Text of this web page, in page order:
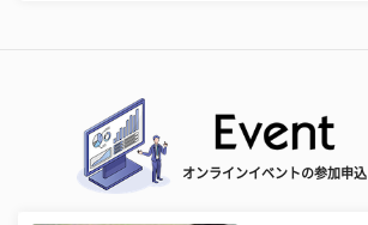
オンラインイベントの参加申込